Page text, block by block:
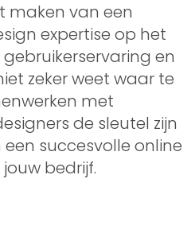
maken van een
expertise op het
en
zeker weet waar te
met
de sleutel zijn
succesvolle online
bedrijf.